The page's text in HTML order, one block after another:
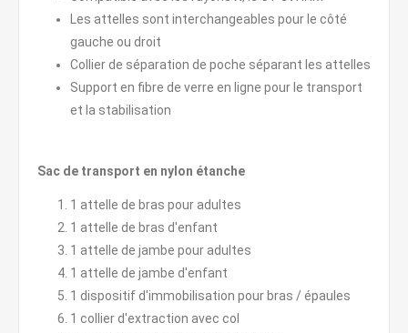
Les attelles sont interchangeables pour le côté
gauche ou droit
Collier de séparation de poche séparant les attelles
Support en fibre de verre en ligne pour le transport
et la stabilisation
Sac de transport en nylon étanche
1 attelle de bras pour adultes
1 attelle de bras d'enfant
1 attelle de jambe pour adultes
1 attelle de jambe d'enfant
1 dispositif d'immobilisation pour bras / épaules
1 collier d'extraction avec col